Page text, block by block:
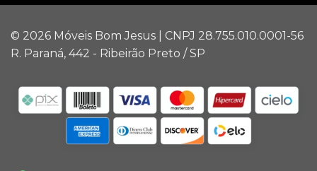
© 2026 Móveis Bom Jesus | CNPJ 28.755.010.0001-56
R. Paraná, 442 - Ribeirão Preto / SP